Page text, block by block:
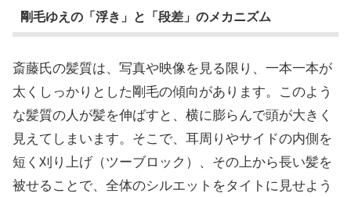
剛毛ゆえの「浮き」と「段差」のメカニズム
斎藤氏の髪質は、写真や映像を見る限り、一本一本が
太くしっかりとした剛毛の傾向があります。このよう
な髪質の人が髪を伸ばすと、横に膨らんで頭が大きく
見えてしまいます。そこで、耳周りやサイドの内側を
短く刈り上げ（ツーブロック）、その上から長い髪を
被せることで、全体のシルエットをタイトに見せよう